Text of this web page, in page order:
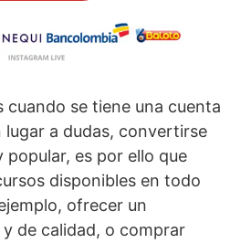
cuando se tiene una cuenta
lugar a dudas, convertirse
popular, es por ello que
disponibles en todo
ofrecer un
de calidad, o comprar